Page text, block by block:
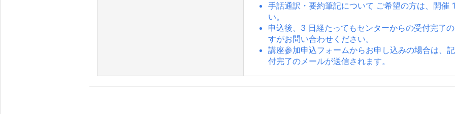
手話通訳・要約筆記について ご希望の方は、開催
い。
申込後、3 日経たってもセンターからの受付完了
すがお問い合わせください。
講座参加申込フォームからお申し込みの場合は、
付完了のメールが送信されます。